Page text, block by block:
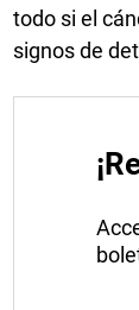
todo si el
signos de